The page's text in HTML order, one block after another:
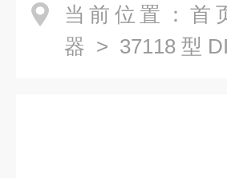
当前位置： 首
器 > 37118 型